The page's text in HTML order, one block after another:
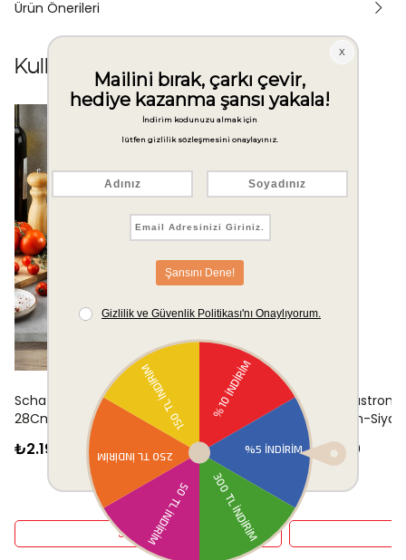
Ürün Önerileri
Kullanıcıların Seçtikleri
Schafer Gastronomie Master Granit Tava
28Cm-Siyah
₺2.199,00
Sepete Ekle
Schafer
Tava 28Cm-Siyah
₺1.599,00